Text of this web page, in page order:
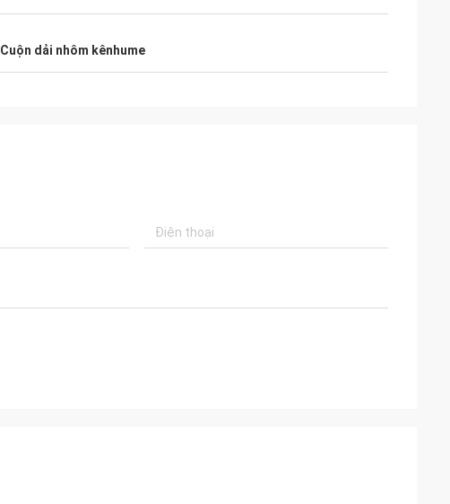
Cuộn dải nhôm kênhume